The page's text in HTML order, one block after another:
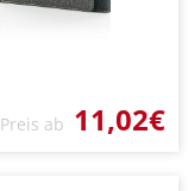
Preis ab 11,02€